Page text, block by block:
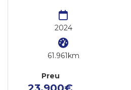
2024
61.961km
Preu